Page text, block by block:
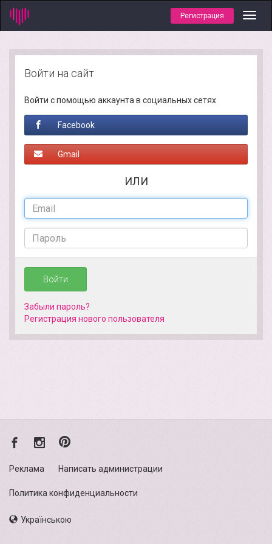
Регистрация
Войти на сайт
Войти с помощью аккаунта в социальных сетях
Facebook
Gmail
ИЛИ
Войти
Забыли пароль?
Регистрация нового пользователя
Реклама Написать администрации
Политика конфиденциальности
Українською